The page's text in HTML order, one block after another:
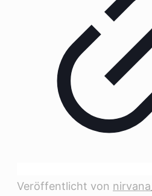
Veröffentlicht von